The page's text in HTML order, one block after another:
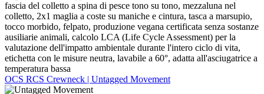
fascia del colletto a spina di pesce tono su tono, mezzaluna nel
colletto, 2x1 maglia a coste su maniche e cintura, tasca a marsupio,
tocco morbido, felpato, produzione vegana certificata senza sostanze
ausiliarie animali, calcolo LCA (Life Cycle Assessment) per la
valutazione dell'impatto ambientale durante l'intero ciclo di vita,
etichetta con le misure neutra, lavabile a 60°, adatta all'asciugatrice a
temperatura bassa
OCS RCS Crewneck | Untagged Movement